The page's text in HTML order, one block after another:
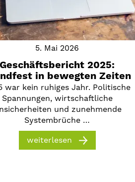
5. Mai 2026
Geschäftsbericht 2025:
in bewegten Zeiten
war kein ruhiges Jahr. Politische
Spannungen, wirtschaftliche
und zunehmende
Systembrüche …
weiterlesen